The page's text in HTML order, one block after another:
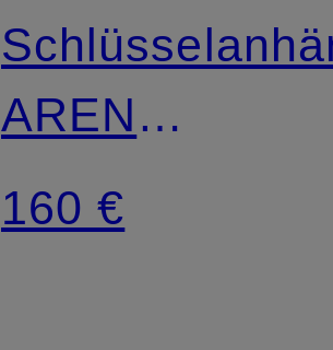
AREN
VISETOS
160 €